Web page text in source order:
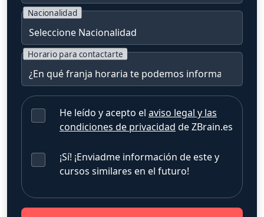
Nacionalidad
Horario para contactarte
He leído y acepto el aviso legal y las
condiciones de privacidad de ZBrain.es
¡Sí! ¡Enviadme información de este y
cursos similares en el futuro!